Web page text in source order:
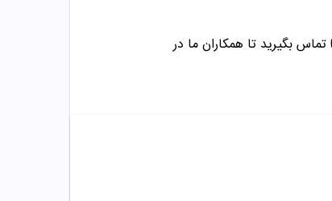
تماس بگیرید تا همکاران ما در